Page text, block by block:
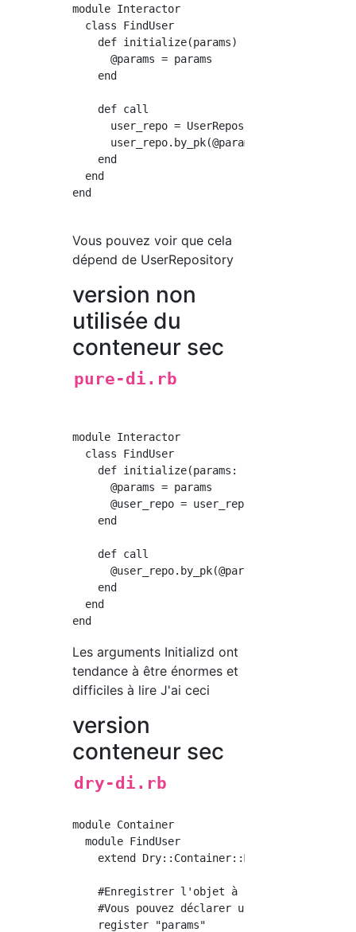
module Interactor
  class FindUser
    def initialize(params)
      @params = params
    end
    def call
      user_repo = UserRepository.new
      user_repo.by_pk(@params[:id])
    end
  end
end
Vous pouvez voir que cela
dépend de UserRepository
version non
utilisée du
conteneur sec
pure-di.rb
module Interactor
  class FindUser
def initialize(params: {}, user_repo:
      @params = params
      @user_repo = user_repo
    end
    def call
      @user_repo.by_pk(@params[:id])
    end
  end
Les arguments Initializd ont
tendance à être énormes et
difficiles à lire J'ai ceci
version
conteneur sec
dry-di.rb
module Container
  module FindUser
    extend Dry::Container::Mixin
    #Enregistrer l'objet à injecter
#Vous pouvez déclarer un objet par
    register "params"